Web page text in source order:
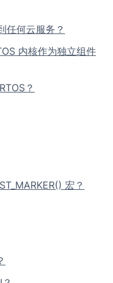
任何云服务？
内核作为独立组件
？
宏？